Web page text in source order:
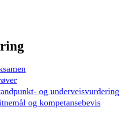
og underveisvurdering
og kompetansebevis